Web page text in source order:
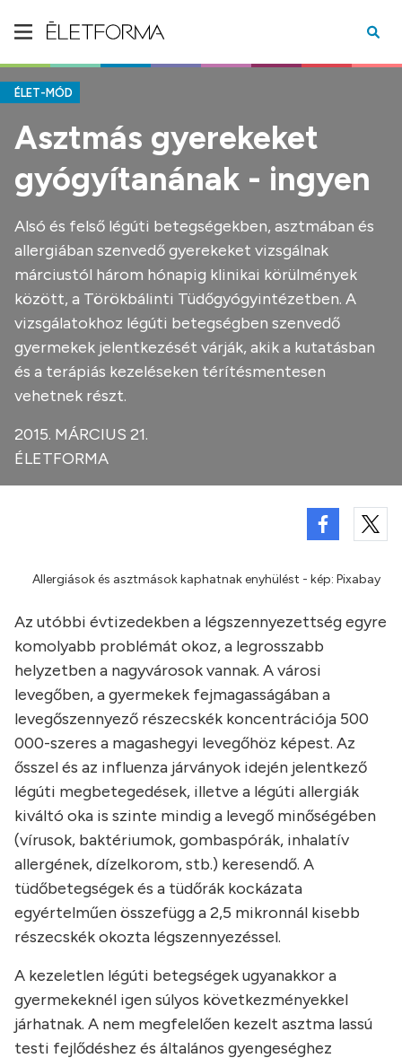
ÉLET-MÓD
Asztmás gyerekeket
gyógyítanának - ingyen
Alsó és felső légúti betegségekben, asztmában és
allergiában szenvedő gyerekeket vizsgálnak
márciustól három hónapig klinikai körülmények
között, a Törökbálinti Tüdőgyógyintézetben. A
vizsgálatokhoz légúti betegségben szenvedő
gyermekek jelentkezését várják, akik a kutatásban
és a terápiás kezeléseken térítésmentesen
vehetnek részt.
2015. MÁRCIUS 21.
ÉLETFORMA
Allergiások és asztmások kaphatnak enyhülést - kép: Pixabay
Az utóbbi évtizedekben a légszennyezettség egyre
komolyabb problémát okoz, a legrosszabb
helyzetben a nagyvárosok vannak. A városi
levegőben, a gyermekek fejmagasságában a
levegőszennyező részecskék koncentrációja 500
000-szeres a magashegyi levegőhöz képest. Az
ősszel és az influenza járványok idején jelentkező
légúti megbetegedések, illetve a légúti allergiák
kiváltó oka is szinte mindig a levegő minőségében
(vírusok, baktériumok, gombaspórák, inhalatív
allergének, dízelkorom, stb.) keresendő. A
tüdőbetegségek és a tüdőrák kockázata
egyértelműen összefügg a 2,5 mikronnál kisebb
részecskék okozta légszennyezéssel.
A kezeletlen légúti betegségek ugyanakkor a
gyermekeknél igen súlyos következményekkel
járhatnak. A nem megfelelően kezelt asztma lassú
testi fejlődéshez és általános gyengeséghez